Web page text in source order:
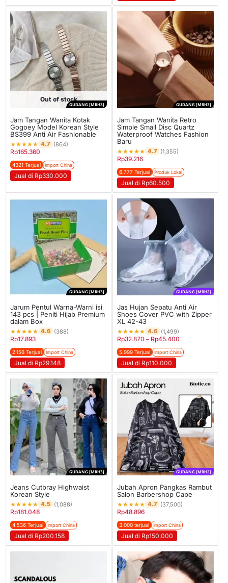
Out of stock
GUDANG [MRH3]
Jam Tangan Wanita Kotak
Gogoey Model Korean Style
BS399 Anti Air Fashionable
★★★★★ 4.7 (864)
Rp165.360
4321 Terjual Import China
Jual di Rp330.000
GUDANG [MRH3]
Jam Tangan Wanita Retro
Simple Small Disc Quartz
Waterproof Watches Fashion
Baru
★★★★★ 4.7 (1,355)
Rp39.216
6.777 Terjual Produk Lokal
Jual di Rp60.500
GUDANG [MRH3]
Jarum Pentul Warna-Warni isi
143 pcs | Peniti Hijab Premium
dalam Box
★★★★★ 4.6 (388)
Rp17.893
2.156 Terjual Import China
Jual di Rp29.148
GUDANG [MRH2]
Jas Hujan Sepatu Anti Air
Shoes Cover PVC with Zipper
XL 42-43
★★★★★ 4.6 (1,499)
Rp32.870 – Rp45.400
5.999 Terjual Import China
Jual di Rp110.000
GUDANG [MRH3]
Jeans Cutbray Highwaist
Korean Style
★★★★★ 4.5 (1,088)
Rp181.048
4.536 Terjual Import China
Jual di Rp200.158
GUDANG [MRH2]
Jubah Apron Pangkas Rambut
Salon Barbershop Cape
★★★★★ 4.7 (37,500)
Rp48.896
3.000 terjual Import China
Jual di Rp150.000